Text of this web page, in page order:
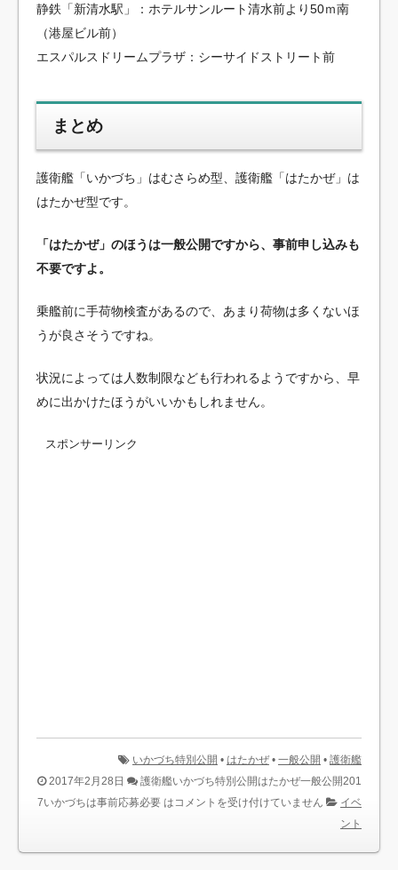
静鉄「新清水駅」：ホテルサンルート清水前より50ｍ南
（港屋ビル前）
エスパルスドリームプラザ：シーサイドストリート前
まとめ
護衛艦「いかづち」はむさらめ型、護衛艦「はたかぜ」は
はたかぜ型です。
「はたかぜ」のほうは一般公開ですから、事前申し込みも
不要ですよ。
乗艦前に手荷物検査があるので、あまり荷物は多くないほ
うが良さそうですね。
状況によっては人数制限なども行われるようですから、早
めに出かけたほうがいいかもしれません。
スポンサーリンク
いかづち特別公開 • はたかぜ• 一般公開 • 護衛艦
2017年2月28日
護衛艦いかづち特別公開はたかぜ一般公開201
7いかづちは事前応募必要 は コメントを受け付けていません
イベ
ント